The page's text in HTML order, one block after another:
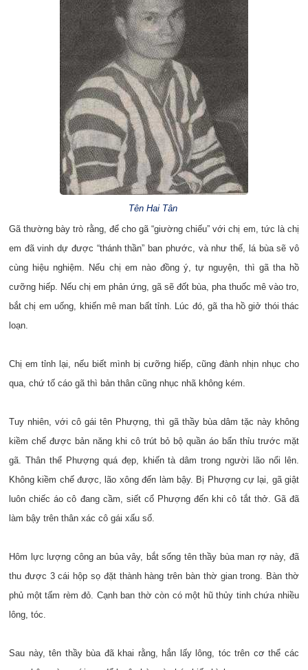
Tên Hai Tân
Gã thường bày trò rằng, để cho gã “giường chiếu” với chị em, tức là chị
em đã vinh dự được “thánh thần” ban phước, và như thế, lá bùa sẽ vô
cùng hiệu nghiệm. Nếu chị em nào đồng ý, tự nguyện, thì gã tha hồ
cưỡng hiếp. Nếu chị em phản ứng, gã sẽ đốt bùa, pha thuốc mê vào tro,
bắt chị em uống, khiến mê man bất tỉnh. Lúc đó, gã tha hồ giở thói thác
loạn.
Chị em tỉnh lại, nếu biết mình bị cưỡng hiếp, cũng đành nhịn nhục cho
qua, chứ tố cáo gã thì bản thân cũng nhục nhã không kém.
Tuy nhiên, với cô gái tên Phượng, thì gã thầy bùa dâm tặc này không
kiềm chế được bản năng khi cô trút bỏ bộ quần áo bẩn thỉu trước mặt
gã. Thân thể Phượng quá đẹp, khiến tà dâm trong người lão nổi lên.
Không kiềm chế được, lão xông đến làm bậy. Bị Phượng cự lại, gã giật
luôn chiếc áo cô đang cầm, siết cổ Phượng đến khi cô tắt thở. Gã đã
làm bậy trên thân xác cô gái xấu số.
Hôm lực lượng công an bủa vây, bắt sống tên thầy bùa man rợ này, đã
thu được 3 cái hộp sọ đặt thành hàng trên bàn thờ gian trong. Bàn thờ
phủ một tấm rèm đỏ. Cạnh ban thờ còn có một hũ thủy tinh chứa nhiều
lông, tóc.
Sau này, tên thầy bùa đã khai rằng, hắn lấy lông, tóc trên cơ thể các